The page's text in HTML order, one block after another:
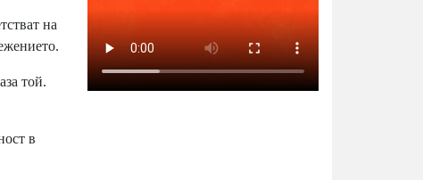
на
той.
в